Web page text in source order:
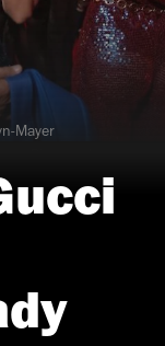
Pictures Inc.
Mayer